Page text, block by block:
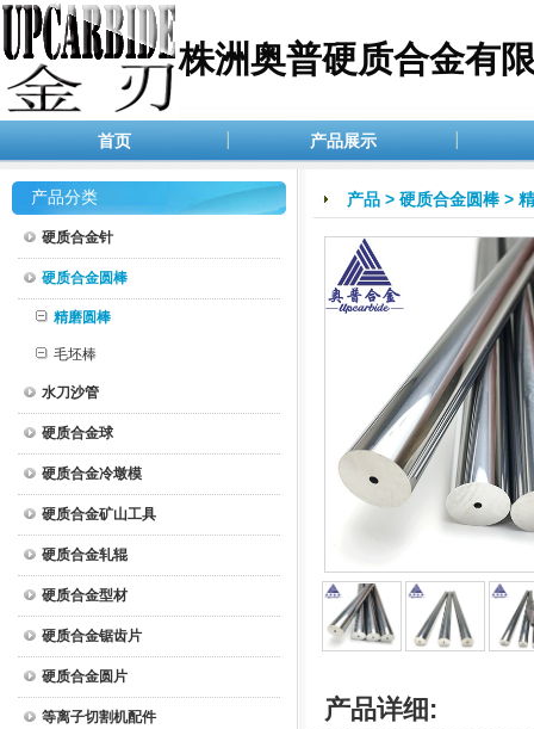
株洲奥普硬质合金有
首页 产品展示
产品分类
硬质合金针
硬质合金圆棒
精磨圆棒
毛坯棒
水刀沙管
硬质合金球
硬质合金冷墩模
硬质合金矿山工具
硬质合金轧辊
硬质合金型材
硬质合金锯齿片
硬质合金圆片
等离子切割机配件
产品 > 硬质合金圆棒 >
产品详细: